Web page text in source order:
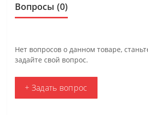
Вопросы (0)
Нет вопросов о данном товаре,
задайте свой вопрос.
+ Задать вопрос